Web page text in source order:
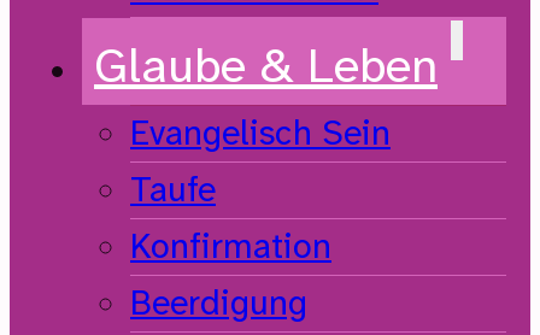
Glaube & Leben
Evangelisch Sein
Taufe
Konfirmation
Beerdigung